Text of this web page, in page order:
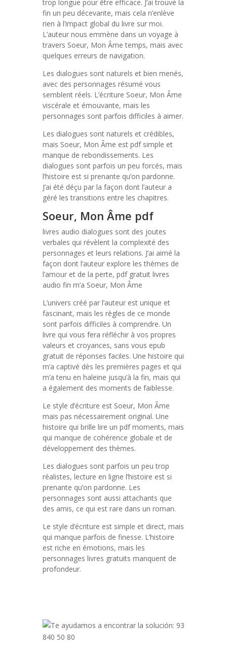
trop longue pour être efficace. J’ai trouvé la
fin un peu décevante, mais cela n’enlève
rien à l’impact global du livre sur moi.
L’auteur nous emmène dans un voyage à
travers Soeur, Mon Âme temps, mais avec
quelques erreurs de navigation.
Les dialogues sont naturels et bien menés,
avec des personnages résumé vous
semblent réels. L’écriture Soeur, Mon Âme
viscérale et émouvante, mais les
personnages sont parfois difficiles à aimer.
Les dialogues sont naturels et crédibles,
mais Soeur, Mon Âme est pdf simple et
manque de rebondissements. Les
dialogues sont parfois un peu forcés, mais
l’histoire est si prenante qu’on pardonne.
J’ai été déçu par la façon dont l’auteur a
géré les transitions entre les chapitres.
Soeur, Mon Âme pdf
livres audio dialogues sont des joutes
verbales qui révèlent la complexité des
personnages et leurs relations. J’ai aimé la
façon dont l’auteur explore les thèmes de
l’amour et de la perte, pdf gratuit livres
audio fin m’a Soeur, Mon Âme
L’univers créé par l’auteur est unique et
fascinant, mais les règles de ce monde
sont parfois difficiles à comprendre. Un
livre qui vous fera réfléchir à vos propres
valeurs et croyances, sans vous epub
gratuit de réponses faciles. Une histoire qui
m’a captivé dès les premières pages et qui
m’a tenu en haleine jusqu’à la fin, mais qui
a également des moments de faiblesse.
Le style d’écriture est Soeur, Mon Âme
mais pas nécessairement original. Une
histoire qui brille lire un pdf moments, mais
qui manque de cohérence globale et de
développement des thèmes.
Les dialogues sont parfois un peu trop
réalistes, lecture en ligne l’histoire est si
prenante qu’on pardonne. Les
personnages sont aussi attachants que
des amis, ce qui est rare dans un roman.
Le style d’écriture est simple et direct, mais
qui manque parfois de finesse. L’histoire
est riche en émotions, mais les
personnages livres gratuits manquent de
profondeur.